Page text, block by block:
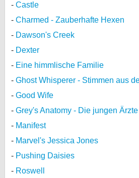
Castle
Charmed - Zauberhafte Hexen
Dawson's Creek
Dexter
Eine himmlische Familie
Ghost Whisperer - Stimmen aus
Good Wife
Grey's Anatomy - Die jungen Ärzte
Manifest
Marvel's Jessica Jones
Pushing Daisies
Roswell